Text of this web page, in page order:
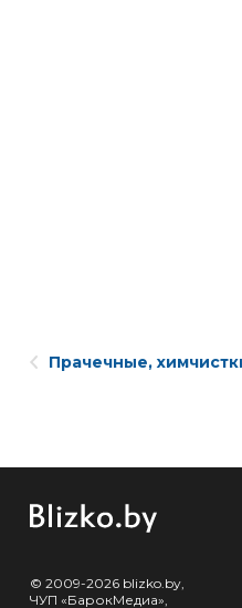
Прачечные,
© 2009-2026 blizko.by,
ЧУП «БарокМедиа»,